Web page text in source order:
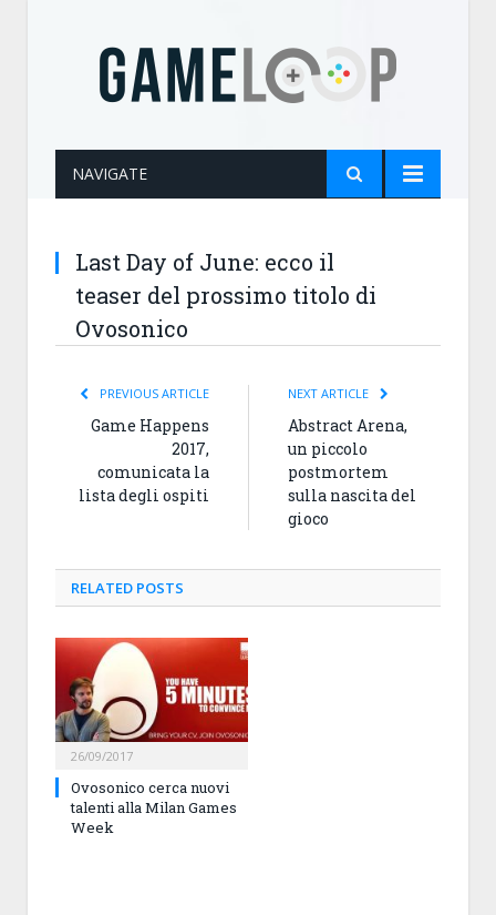
NAVIGATE
Last Day of June: ecco il
teaser del prossimo titolo di
Ovosonico
PREVIOUS ARTICLE
Game Happens
2017,
comunicata la
lista degli ospiti
NEXT ARTICLE
Abstract Arena,
un piccolo
postmortem
sulla nascita del
gioco
RELATED POSTS
26/09/2017
Ovosonico cerca nuovi
talenti alla Milan Games
Week